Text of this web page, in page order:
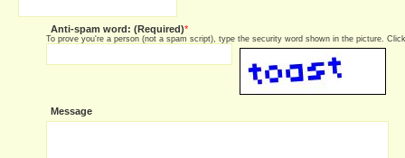
Anti-spam word: (Required)*
To prove you're a person (not a spam script), type the security word shown in the picture.
Message